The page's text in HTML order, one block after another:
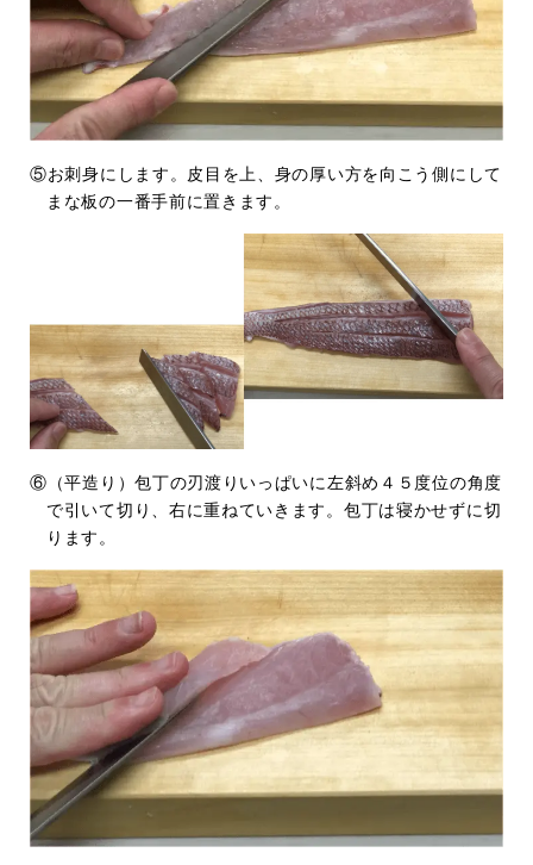
⑤お刺身にします。皮目を上、身の厚い方を向こう側にして
まな板の一番手前に置きます。
⑥（平造り）包丁の刃渡りいっぱいに左斜め４５度位の角度
で引いて切り、右に重ねていきます。包丁は寝かせずに切
ります。